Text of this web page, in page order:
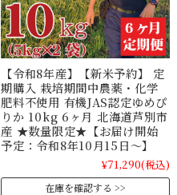
【令和8年産】【新米予約】 定
期購入 栽培期間中農薬・化学
肥料不使用 有機JAS認定ゆめぴ
りか 10kg 6ヶ月 北海道芦別市
産 ★数量限定★【お届け開始
予定：令和8年10月15日～】
¥71,290(税込)
在庫を確認する